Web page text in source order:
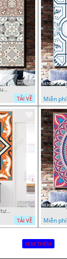
Tranh gạch ô vuông ghép màu in nghệ thuật
TẢI VỀ
Miễn phí
Tranh gạch ốp tường in 3d họa tiết màu vàng
TẢI VỀ
Miễn phí
XEM THÊM